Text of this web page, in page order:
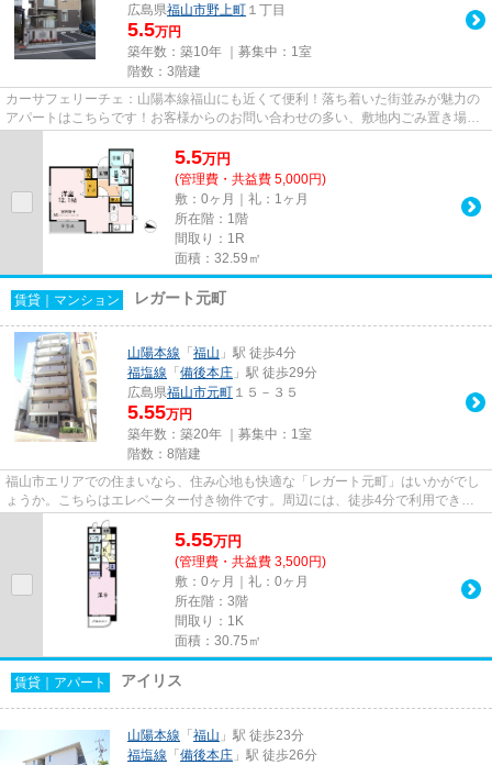
広島県福山市野上町 １丁目
5.5万円
築年数：築10年 ｜募集中： 1室
階数：3階建
カーサフェリーチェ：山陽本線福山にも近くて便利！落ち着いた街並みが魅力の
アパートはこちらです！お客様からのお問い合わせの多い、敷地内ごみ置き場が
5.5万円
(管理費・共益費 5,000円)
敷：0ヶ月｜礼：1ヶ月
所在階：1階
間取り：1R
面積：32.59㎡
賃貸｜マンション レガート元町
山陽本線 「 福山 」駅 徒歩4分
福塩線 「 備後本庄 」駅 徒歩29分
広島県福山市元町 １５－３５
5.55万円
築年数：築20年 ｜募集中： 1室
階数：8階建
福山市エリアでの住まいなら、住み心地も快適な「レガート元町」はいかがでし
ょうか。こちらはエレベーター付き物件です。周辺には、徒歩4分で利用できる
駅があります。マンションタイ...
5.55万円
(管理費・共益費 3,500円)
敷：0ヶ月｜礼：0ヶ月
所在階：3階
間取り：1K
面積：30.75㎡
賃貸｜アパート アイリス
山陽本線 「 福山 」駅 徒歩23分
福塩線 「 備後本庄 」駅 徒歩26分